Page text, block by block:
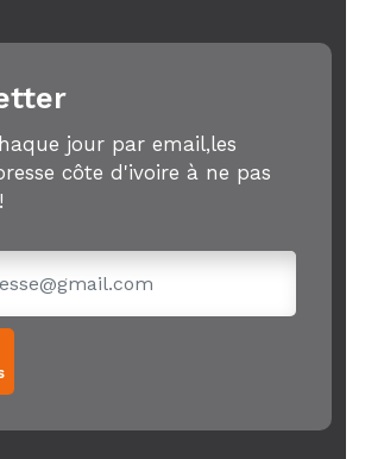
jour par email,les
côte d'ivoire à ne pas